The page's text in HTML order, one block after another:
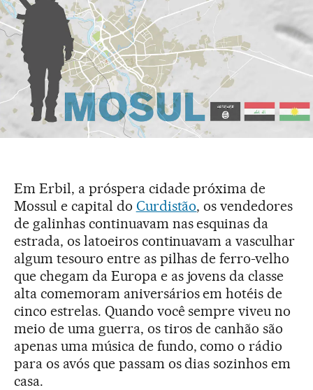
Em Erbil, a próspera cidade próxima de
Mossul e capital do Curdistão, os vendedores
de galinhas continuavam nas esquinas da
estrada, os latoeiros continuavam a vasculhar
algum tesouro entre as pilhas de ferro-velho
que chegam da Europa e as jovens da classe
alta comemoram aniversários em hotéis de
cinco estrelas. Quando você sempre viveu no
meio de uma guerra, os tiros de canhão são
apenas uma música de fundo, como o rádio
para os avós que passam os dias sozinhos em
casa.